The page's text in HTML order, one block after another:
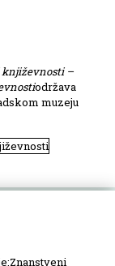
književnosti –
vnostiodržava
muzeju